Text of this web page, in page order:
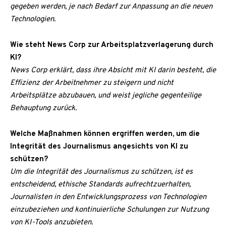
gegeben werden, je nach Bedarf zur Anpassung an die neuen
Technologien.
Wie steht News Corp zur Arbeitsplatzverlagerung durch
KI?
News Corp erklärt, dass ihre Absicht mit KI darin besteht, die
Effizienz der Arbeitnehmer zu steigern und nicht
Arbeitsplätze abzubauen, und weist jegliche gegenteilige
Behauptung zurück.
Welche Maßnahmen können ergriffen werden, um die
Integrität des Journalismus angesichts von KI zu
schützen?
Um die Integrität des Journalismus zu schützen, ist es
entscheidend, ethische Standards aufrechtzuerhalten,
Journalisten in den Entwicklungsprozess von Technologien
einzubeziehen und kontinuierliche Schulungen zur Nutzung
von KI-Tools anzubieten.